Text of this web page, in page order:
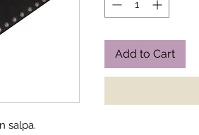
salpa.
Add to Cart